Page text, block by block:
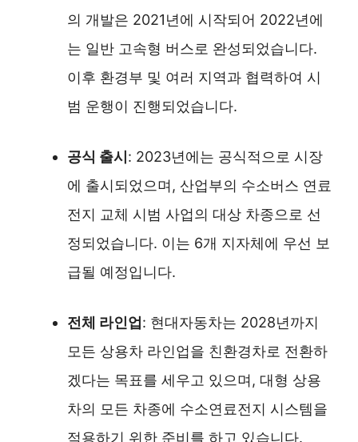
의 개발은 2021년에 시작되어 2022년에
는 일반 고속형 버스로 완성되었습니다.
이후 환경부 및 여러 지역과 협력하여 시
범 운행이 진행되었습니다.
공식 출시 : 2023년에는 공식적으로 시장
에 출시되었으며, 산업부의 수소버스 연료
전지 교체 시범 사업의 대상 차종으로 선
정되었습니다. 이는 6개 지자체에 우선 보
급될 예정입니다.
전체 라인업 : 현대자동차는 2028년까지
모든 상용차 라인업을 친환경차로 전환하
겠다는 목표를 세우고 있으며, 대형 상용
차의 모든 차종에 수소연료전지 시스템을
적용하기 위한 준비를 하고 있습니다.